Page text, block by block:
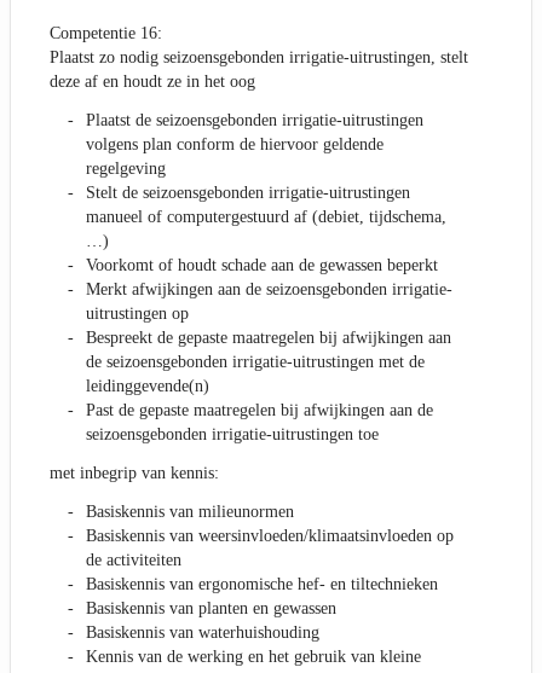
Competentie 16:
Plaatst zo nodig seizoensgebonden irrigatie-uitrustingen, stelt
deze af en houdt ze in het oog
Plaatst de seizoensgebonden irrigatie-uitrustingen
volgens plan conform de hiervoor geldende
regelgeving
Stelt de seizoensgebonden irrigatie-uitrustingen
manueel of computergestuurd af (debiet, tijdschema,
…)
Voorkomt of houdt schade aan de gewassen beperkt
Merkt afwijkingen aan de seizoensgebonden irrigatie-
uitrustingen op
Bespreekt de gepaste maatregelen bij afwijkingen aan
de seizoensgebonden irrigatie-uitrustingen met de
leidinggevende(n)
Past de gepaste maatregelen bij afwijkingen aan de
seizoensgebonden irrigatie-uitrustingen toe
met inbegrip van kennis:
Basiskennis van milieunormen
Basiskennis van weersinvloeden/klimaatsinvloeden op
de activiteiten
Basiskennis van ergonomische hef- en tiltechnieken
Basiskennis van planten en gewassen
Basiskennis van waterhuishouding
Kennis van de werking en het gebruik van kleine